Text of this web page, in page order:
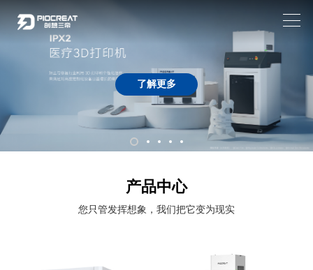
了解更多
产品中心
您只管发挥想象，我们把它变为现实